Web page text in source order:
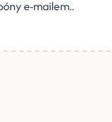
e-mailem..